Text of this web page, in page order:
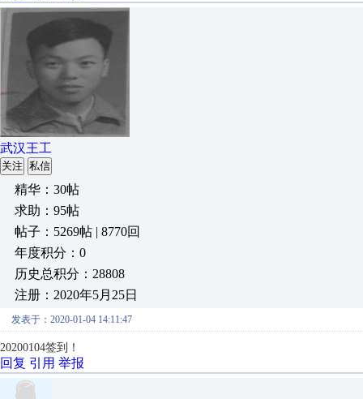
武汉王工
关注 私信
精华：30帖
求助：95帖
帖子：5269帖 | 8770回
年度积分：0
历史总积分：28808
注册：2020年5月25日
发表于：2020-01-04 14:11:47
20200104签到！
回复 引用 举报